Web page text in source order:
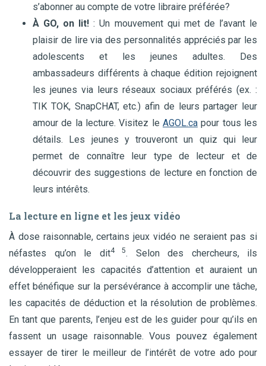
s’abonner au compte de votre libraire préférée?
À GO, on lit! : Un mouvement qui met de l’avant le
plaisir de lire via des personnalités appréciés par les
adolescents et les jeunes adultes. Des
ambassadeurs différents à chaque édition rejoignent
les jeunes via leurs réseaux sociaux préférés (ex. :
TIK TOK, SnapCHAT, etc.) afin de leurs partager leur
amour de la lecture. Visitez le AGOL.ca pour tous les
détails. Les jeunes y trouveront un quiz qui leur
permet de connaître leur type de lecteur et de
découvrir des suggestions de lecture en fonction de
leurs intérêts.
La lecture en ligne et les jeux vidéo
À dose raisonnable, certains jeux vidéo ne seraient pas si
néfastes qu’on le dit4 5. Selon des chercheurs, ils
développeraient les capacités d’attention et auraient un
effet bénéfique sur la persévérance à accomplir une tâche,
les capacités de déduction et la résolution de problèmes.
En tant que parents, l’enjeu est de les guider pour qu’ils en
fassent un usage raisonnable. Vous pouvez également
essayer de tirer le meilleur de l’intérêt de votre ado pour